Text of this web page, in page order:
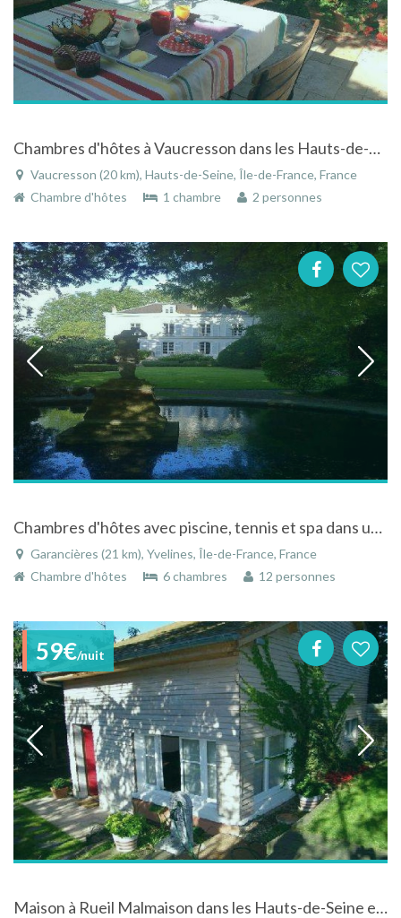
Chambres d'hôtes à Vaucresson dans les Hauts-de-Seine en Île-de-France
Vaucresson (20 km), Hauts-de-Seine, Île-de-France, France
Chambre d'hôtes
1 chambre 2 personnes
Chambres d'hôtes avec piscine, tennis et spa dans un parc au calme à Garancières en Ile-de-France
Garancières (21 km), Yvelines, Île-de-France, France
Chambre d'hôtes
6 chambres 12 personnes
59€/nuit
Maison à Rueil Malmaison dans les Hauts-de-Seine en Île-de-France